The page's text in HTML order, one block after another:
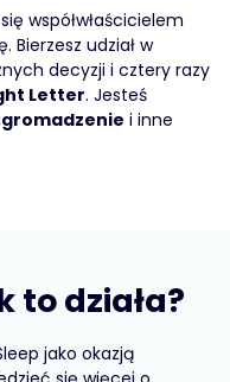
współwłaścicielem
Bierzesz udział w
decyzji i cztery razy
Letter. Jesteś
i inne
to działa?
jako okazją